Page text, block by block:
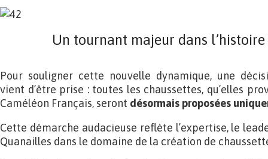
Un tournant majeur dans
Pour souligner cette nouvelle dynamique, une
vient d’être prise : toutes les chaussettes, qu’elles
Caméléon Français, seront désormais proposées
Cette démarche audacieuse reflète l’expertise, le
Quanailles dans le domaine de la création de